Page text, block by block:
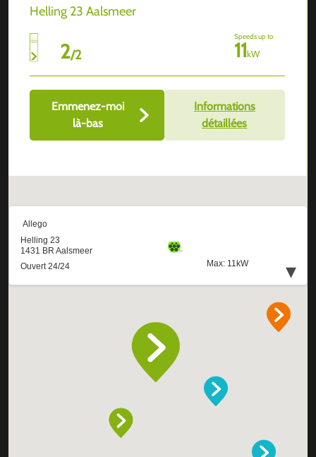
Helling 23 Aalsmeer
2/2
Speeds up to
11kW
Emmenez-moi
là-bas
Informations
détaillées